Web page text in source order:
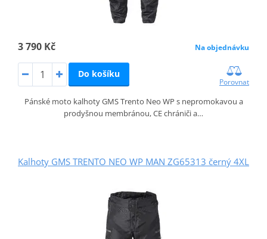
3 790 Kč Na objednávku
Do košíku
Porovnat
Pánské moto kalhoty GMS Trento Neo WP s nepromokavou a
prodyšnou membránou, CE chrániči a…
Kalhoty GMS TRENTO NEO WP MAN ZG65313 černý 4XL